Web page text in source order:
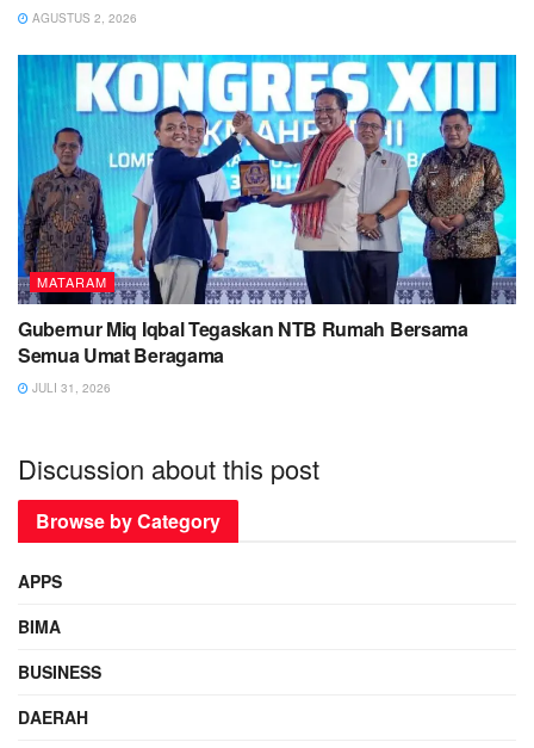
AGUSTUS 2, 2026
MATARAM
Gubernur Miq Iqbal Tegaskan NTB Rumah Bersama
Semua Umat Beragama
JULI 31, 2026
Discussion about this post
Browse by Category
APPS
BIMA
BUSINESS
DAERAH